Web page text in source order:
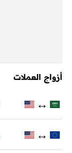
أزواج العملات
↔
↔